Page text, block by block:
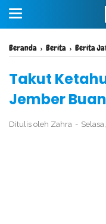
Beranda › Berita › Berita
Takut
Jember
Ditulis oleh Zahra